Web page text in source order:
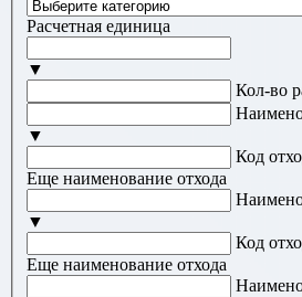
Расчетная единица
▼
Кол-во
▼
Код
Еще наименование отхода
▼
Код
Еще наименование отхода